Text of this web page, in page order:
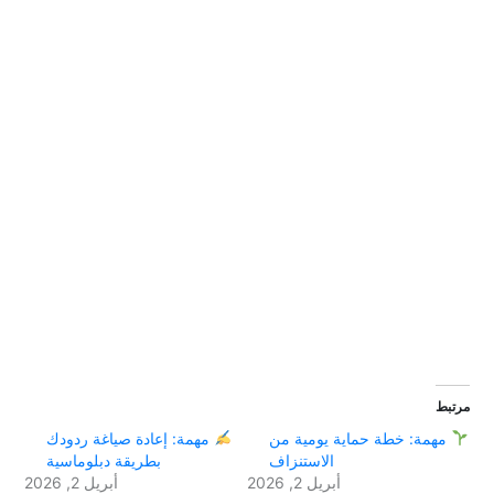
مرتبط
مهمة: خطة حماية يومية من
الاستنزاف
أبريل 2, 2026
مهمة: إعادة صياغة ردودك
بطريقة دبلوماسية
أبريل 2, 2026